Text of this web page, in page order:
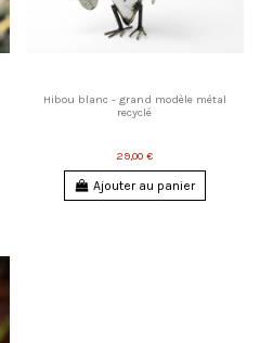
Hibou blanc - grand modèle métal
recyclé
29,00 €
Ajouter au panier